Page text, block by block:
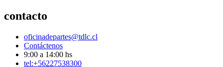
contacto
oficinadepartes@tdlc.cl
Contáctenos
9:00 a 14:00 hs
tel:+56227538300